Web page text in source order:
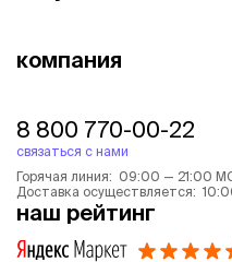
компания
8 800 770-00-22
связаться с нами
Горячая линия: 09:00 — 21:00
Доставка осуществляется:
наш рейтинг